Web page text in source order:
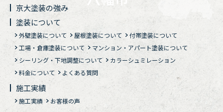
京大塗装の強み
塗装について
外壁塗装について 屋根塗装について
付帯塗装について
工場・倉庫塗装について
マンション・アパート塗装について
シーリング・下地調整について
カラーシュミレーション
料金について
よくある質問
施工実績
施工実績 お客様の声